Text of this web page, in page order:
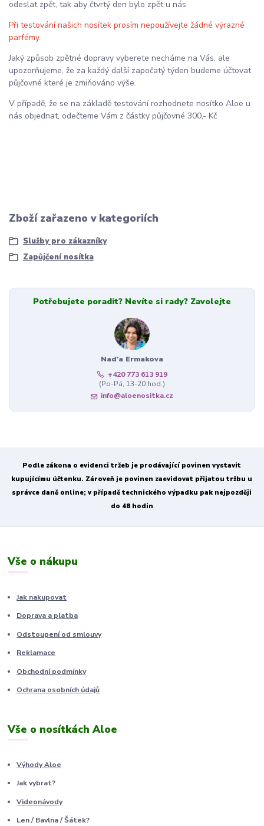
odeslat zpět, tak aby čtvrtý den bylo zpět u nás
Při testování našich nosítek prosím nepoužívejte žádné výrazné
parfémy.
Jaký způsob zpětné dopravy vyberete necháme na Vás, ale
upozorňujeme, že za každý další započatý týden budeme účtovat
půjčovné které je zmiňováno výše.
V případě, že se na základě testování rozhodnete nosítko Aloe u
nás objednat, odečteme Vám z částky půjčovné 300,- Kč
Zboží zařazeno v kategoriích
Služby pro zákazníky
Zapůjčení nosítka
Potřebujete poradit? Nevíte si rady? Zavolejte
Nad'a Ermakova
+420 773 613 919
(Po-Pá, 13-20 hod.)
info@aloenositka.cz
Podle zákona o evidenci tržeb je prodávající povinen vystavit
kupujícímu účtenku. Zároveň je povinen zaevidovat přijatou tržbu u
správce daně online; v případě technického výpadku pak nejpozději
do 48 hodin
Vše o nákupu
Jak nakupovat
Doprava a platba
Odstoupení od smlouvy
Reklamace
Obchodní podmínky
Ochrana osobních údajů
Vše o nosítkách Aloe
Výhody Aloe
Jak vybrat?
Videonávody
Len / Bavlna / Šátek?